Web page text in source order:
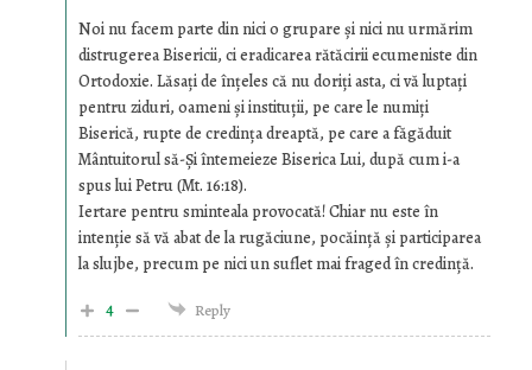
Noi nu facem parte din nici o grupare și nici nu urmărim
distrugerea Bisericii, ci eradicarea rătăcirii ecumeniste din
Ortodoxie. Lăsați de înțeles că nu doriți asta, ci vă luptați
pentru ziduri, oameni și instituții, pe care le numiți
Biserică, rupte de credința dreaptă, pe care a făgăduit
Mântuitorul să-Și întemeieze Biserica Lui, după cum i-a
spus lui Petru (Mt. 16:18).
Iertare pentru sminteala provocată! Chiar nu este în
intenție să vă abat de la rugăciune, pocăință și participarea
la slujbe, precum pe nici un suflet mai fraged în credință.
4
Reply